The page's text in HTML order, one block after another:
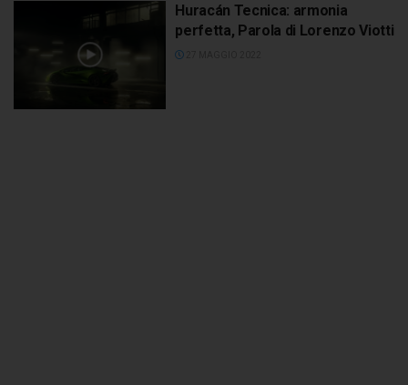
Huracán Tecnica: armonia
perfetta, Parola di Lorenzo Viotti